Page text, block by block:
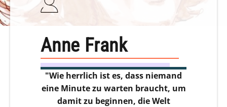
Anne Frank
"Wie herrlich ist es, dass niemand
eine Minute zu warten braucht, um
damit zu beginnen, die Welt